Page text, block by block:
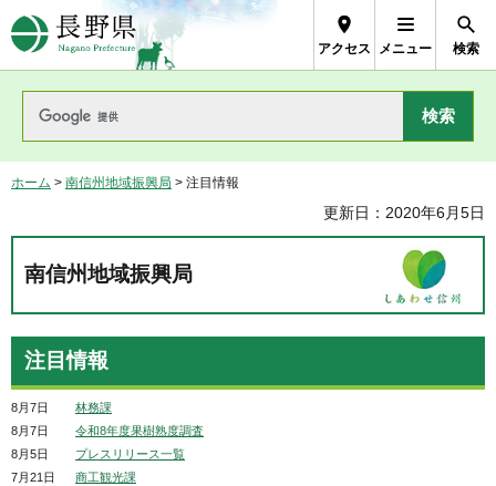
長野県Nagano Prefecture
アクセス メニュー 検索
ホーム > 南信州地域振興局 > 注目情報
更新日：2020年6月5日
南信州地域振興局
注目情報
8月7日
林務課
8月7日
令和8年度果樹熟度調査
8月5日
プレスリリース一覧
7月21日
商工観光課